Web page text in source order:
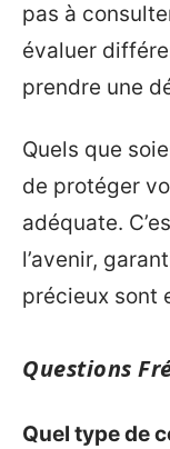
pas à
évaluer
prendre une
Quels que
de protéger
adéquate.
l’avenir,
précieux sont
Questions
Quel type de